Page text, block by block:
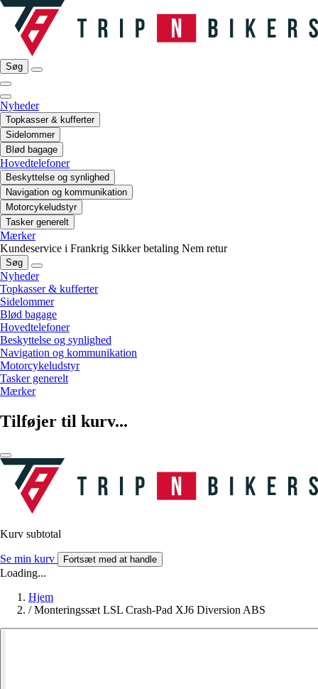
Søg
Nyheder
Topkasser & kufferter
Sidelommer
Blød bagage
Hovedtelefoner
Beskyttelse og synlighed
Navigation og kommunikation
Motorcykeludstyr
Tasker generelt
Mærker
Kundeservice i Frankrig Sikker betaling Nem retur
Søg
Nyheder
Topkasser & kufferter
Sidelommer
Blød bagage
Hovedtelefoner
Beskyttelse og synlighed
Navigation og kommunikation
Motorcykeludstyr
Tasker generelt
Mærker
Tilføjer til kurv...
Kurv subtotal
Se min kurv Fortsæt med at handle
Loading...
Hjem
/ Monteringssæt LSL Crash-Pad XJ6 Diversion ABS